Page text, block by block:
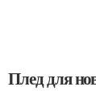
Плед для